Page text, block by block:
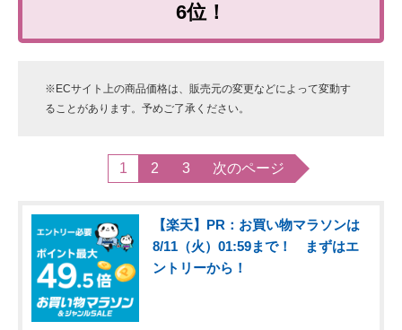
6位！
※ECサイト上の商品価格は、販売元の変更などによって変動す
ることがあります。予めご了承ください。
1 2 3 次のページ
【楽天】PR：お買い物マラソンは
8/11（火）01:59まで！ まずはエ
ントリーから！